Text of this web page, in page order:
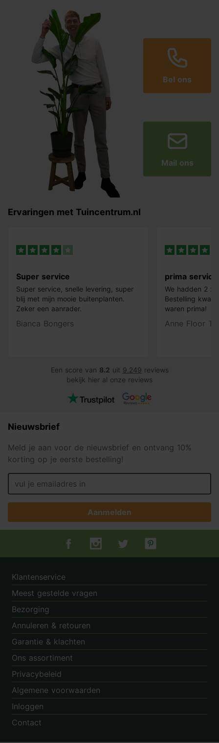
Bel ons
Mail ons
Ervaringen met Tuincentrum.nl
Super service
Super service, snelle levering, super
blij met mijn mooie buitenplanten.
Zeker een aanrader.
Bianca Bongers
prima service
We hadden 2 x
Bestelling
waren prima!
Anne Floor
Een score van 8.2 uit 9.249 reviews
bekijk hier al onze reviews
Nieuwsbrief
Meld je aan voor de nieuwsbrief en ontvang 10%
korting op je eerste bestelling!
Aanmelden
Tuincentrum.nl op Facebook
Tuincentrum.nl op Instagram
Tuincentrum.nl op Twitter
Tuincentrum.nl op
Klantenservice
Meest gestelde vragen
Bezorging
Annuleren & retouren
Garantie & klachten
Ons assortiment
Privacybeleid
Algemene voorwaarden
Inloggen
Contact